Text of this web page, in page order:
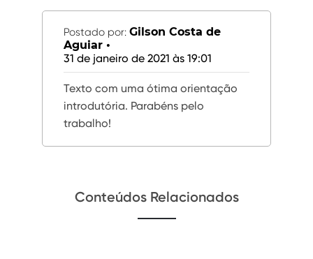
Postado por: Gilson Costa de
Aguiar •
31 de janeiro de 2021 às 19:01
Texto com uma ótima orientação
introdutória. Parabéns pelo
trabalho!
Conteúdos Relacionados